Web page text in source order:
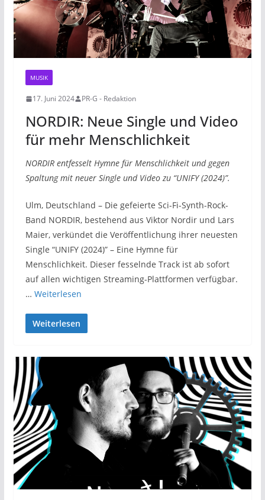
MUSIK
17. Juni 2024 PR-G - Redaktion
NORDIR: Neue Single und Video
für mehr Menschlichkeit
NORDIR entfesselt Hymne für Menschlichkeit und gegen
Spaltung mit neuer Single und Video zu “UNIFY (2024)”.
Ulm, Deutschland – Die gefeierte Sci-Fi-Synth-Rock-
Band NORDIR, bestehend aus Viktor Nordir und Lars
Maier, verkündet die Veröffentlichung ihrer neuesten
Single “UNIFY (2024)” – Eine Hymne für
Menschlichkeit. Dieser fesselnde Track ist ab sofort
auf allen wichtigen Streaming-Plattformen verfügbar.
… Weiterlesen
Weiterlesen